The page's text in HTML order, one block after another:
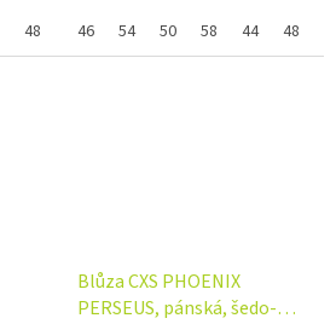
48 62odlehčené gramáži vhodná pro
práci...
46 54 50 58 44 48
Blůza CXS PHOENIX
PERSEUS, pánská, šedo-